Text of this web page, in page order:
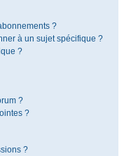
?
à un sujet spécifique ?
?
?
?
?